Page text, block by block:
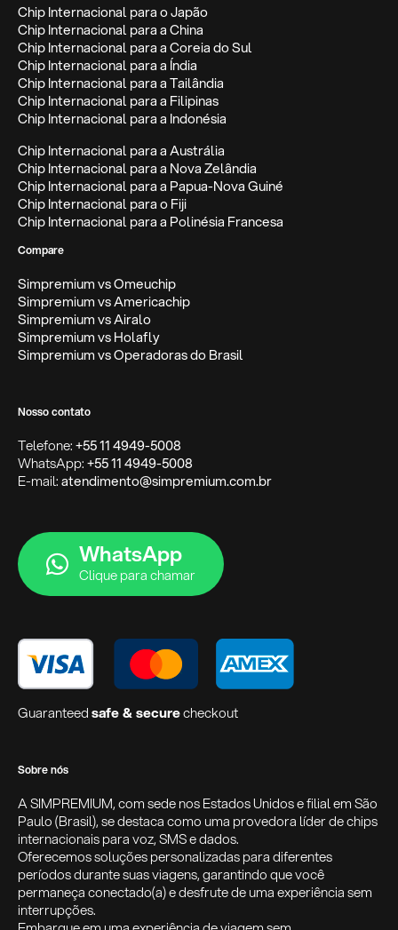
Chip Internacional para o Japão
Chip Internacional para a China
Chip Internacional para a Coreia do Sul
Chip Internacional para a Índia
Chip Internacional para a Tailândia
Chip Internacional para a Filipinas
Chip Internacional para a Indonésia
Chip Internacional para a Austrália
Chip Internacional para a Nova Zelândia
Chip Internacional para a Papua-Nova Guiné
Chip Internacional para o Fiji
Chip Internacional para a Polinésia Francesa
Compare
Simpremium vs Omeuchip
Simpremium vs Americachip
Simpremium vs Airalo
Simpremium vs Holafly
Simpremium vs Operadoras do Brasil
Nosso contato
Telefone:+55 11 4949-5008
WhatsApp:+55 11 4949-5008
E-mail:atendimento@simpremium.com.br
WhatsApp
Clique para chamar
Guaranteedsafe & securecheckout
Sobre nós
A SIMPREMIUM, com sede nos Estados Unidos e filial em São
Paulo (Brasil), se destaca como uma provedora líder de chips
internacionais para voz, SMS e dados.
Oferecemos soluções personalizadas para diferentes
períodos durante suas viagens, garantindo que você
permaneça conectado(a) e desfrute de uma experiência sem
interrupções.